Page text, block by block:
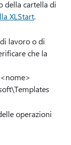
della cartella di
XLStart.
lavoro o di
che la
operazioni